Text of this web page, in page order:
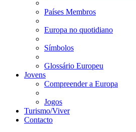
Países Membros
Europa no quotidiano
Símbolos
Glossário Europeu
Jovens
Compreender a Europa
Jogos
Turismo/Viver
Contacto